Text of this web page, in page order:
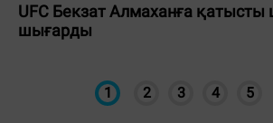
UFC Бекзат Алмаханға
шығарды
1 2 3 4 5